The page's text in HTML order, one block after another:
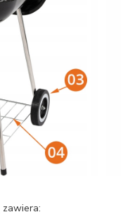
zawiera: